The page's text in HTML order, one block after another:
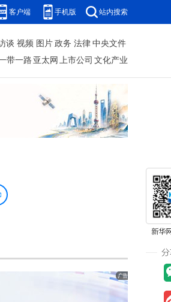
客户端 手机版 站内搜索
谈 视频 图片 政务 法律 中央文件
带一路 亚太网 上市公司 文化产业